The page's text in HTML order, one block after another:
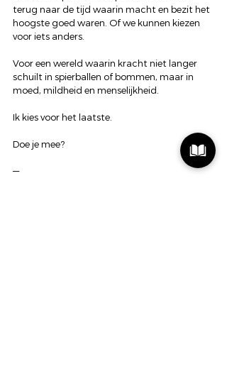
terug naar de tijd waarin macht en bezit het
hoogste goed waren. Of we kunnen kiezen
voor iets anders.
Voor een wereld waarin kracht niet langer
schuilt in spierballen of bommen, maar in
moed, mildheid en menselijkheid.
Ik kies voor het laatste.
Doe je mee?
—